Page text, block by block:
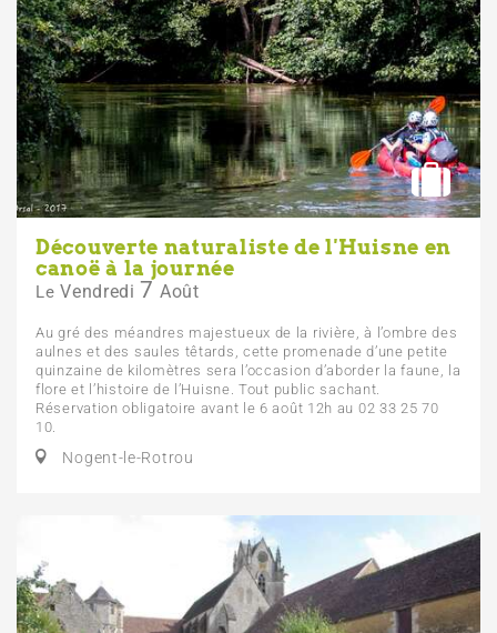
Découverte naturaliste de l'Huisne en
canoë à la journée
Le Vendredi 7 Août
Au gré des méandres majestueux de la rivière, à l’ombre des
aulnes et des saules têtards, cette promenade d’une petite
quinzaine de kilomètres sera l’occasion d’aborder la faune, la
flore et l’histoire de l’Huisne. Tout public sachant.
Réservation obligatoire avant le 6 août 12h au 02 33 25 70
10.
Nogent-le-Rotrou